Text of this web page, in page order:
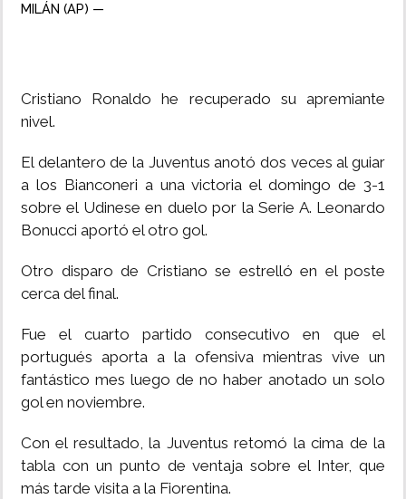
MILÁN (AP) —
Cristiano Ronaldo he recuperado su apremiante
nivel.
El delantero de la Juventus anotó dos veces al guiar
a los Bianconeri a una victoria el domingo de 3-1
sobre el Udinese en duelo por la Serie A. Leonardo
Bonucci aportó el otro gol.
Otro disparo de Cristiano se estrelló en el poste
cerca del final.
Fue el cuarto partido consecutivo en que el
portugués aporta a la ofensiva mientras vive un
fantástico mes luego de no haber anotado un solo
gol en noviembre.
Con el resultado, la Juventus retomó la cima de la
tabla con un punto de ventaja sobre el Inter, que
más tarde visita a la Fiorentina.